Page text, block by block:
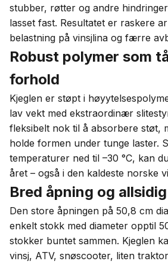
stubber, røtter og andre
lasset fast. Resultatet er raskere
belastning på vinsjlina og færre
Robust polymer som
forhold
Kjeglen er støpt i
lav vekt med ekstraordinær
fleksibelt nok til å absorbere støt,
holde formen under tunge laster.
temperaturer ned til –30 °C, kan
året – også i den kaldeste norske
Bred åpning og
Den store åpningen på 50,8 cm
enkelt stokk med diameter opptil
stokker buntet sammen. Kjeglen
vinsj, ATV, snøscooter, liten